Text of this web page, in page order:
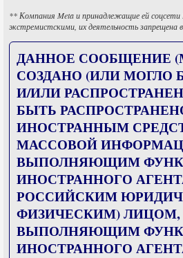
** Компания Meta и принадлежащие ей соцсети
экстремистскими, их деятельность запрещена
ДАННОЕ СООБЩЕНИЕ
СОЗДАНО (ИЛИ МОГЛО
И/ИЛИ
БЫТЬ
ИНОСТРАННЫМ
МАССОВОЙ
ВЫПОЛНЯЮЩИМ
ИНОСТРАННОГО
РОССИЙСКИМ
ФИЗИЧЕСКИМ) ЛИЦОМ,
ВЫПОЛНЯЮЩИМ
ИНОСТРАННОГО